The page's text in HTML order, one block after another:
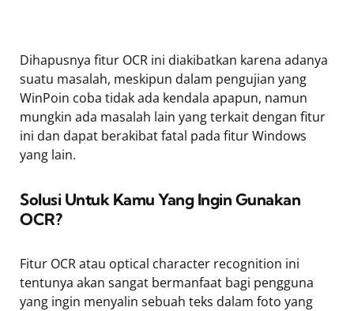
Dihapusnya fitur OCR ini diakibatkan karena adanya
suatu masalah, meskipun dalam pengujian yang
WinPoin coba tidak ada kendala apapun, namun
mungkin ada masalah lain yang terkait dengan fitur
ini dan dapat berakibat fatal pada fitur Windows
yang lain.
Solusi Untuk Kamu Yang Ingin Gunakan
OCR?
Fitur OCR atau optical character recognition ini
tentunya akan sangat bermanfaat bagi pengguna
yang ingin menyalin sebuah teks dalam foto yang